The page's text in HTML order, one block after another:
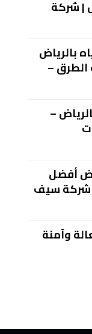
| شركة
بالرياض
–
–
أفضل
– شركة سيف
وآمنة